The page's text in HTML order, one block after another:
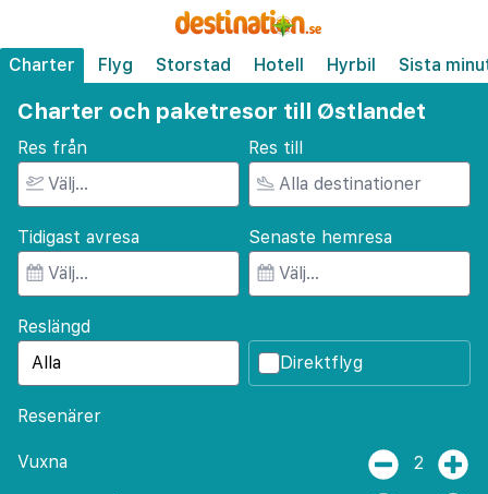
Charter Flyg Storstad Hotell Hyrbil Sista
Charter och paketresor till Østlandet
Res från Res till
Tidigast avresa Senaste hemresa
Reslängd
Direktflyg
Resenärer
Vuxna 2